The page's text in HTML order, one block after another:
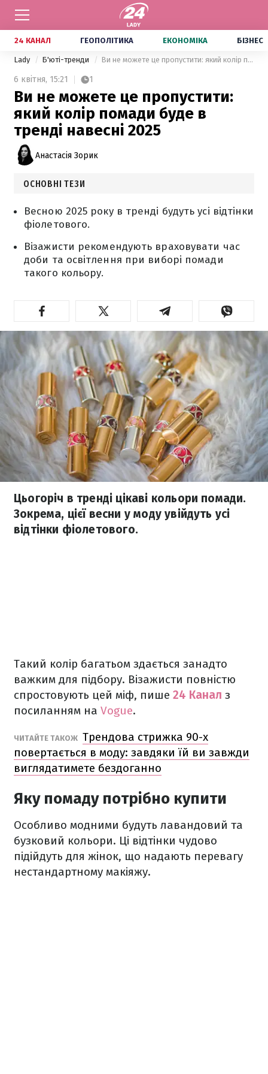
24 КАНАЛ ГЕОПОЛІТИКА ЕКОНОМІКА БІЗНЕС
Lady Б'юті-тренди Ви не можете це пропустити: який колір помади буде в тренді навесні 2025
6 квітня, 15:21 1
Ви не можете це пропустити:
який колір помади буде в
тренді навесні 2025
Анастасія Зорик
ОСНОВНІ ТЕЗИ
Весною 2025 року в тренді будуть усі відтінки
фіолетового.
Візажисти рекомендують враховувати час
доби та освітлення при виборі помади
такого кольору.
Цьогоріч в тренді цікаві кольори помади.
Зокрема, цієї весни у моду увійдуть усі
відтінки фіолетового.
Такий колір багатьом здається занадто
важким для підбору. Візажисти повністю
спростовують цей міф, пише 24 Канал з
посиланням на Vogue.
ЧИТАЙТЕ ТАКОЖ Трендова стрижка 90-х
повертається в моду: завдяки їй ви завжди
виглядатимете бездоганно
Яку помаду потрібно купити
Особливо модними будуть лавандовий та
бузковий кольори. Ці відтінки чудово
підійдуть для жінок, що надають перевагу
нестандартному макіяжу.